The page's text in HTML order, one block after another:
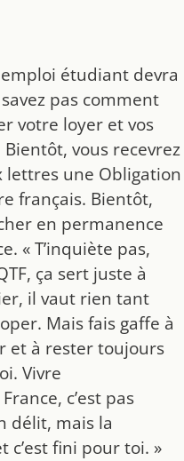
étudiant devra
pas comment
votre loyer et vos
vous recevrez
lettres une Obligation
français. Bientôt,
en permanence
« T’inquiète pas,
ça sert juste à
il vaut rien tant
Mais fais gaffe à
et à rester toujours
Vivre
c’est pas
délit, mais la
fini pour toi. »